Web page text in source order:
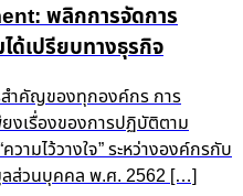
พลิกการจัดการ
เปรียบทางธุรกิจ
ำคัญของทุกองค์กร การ
งเรื่องของการปฏิบัติตาม
ามไว้วางใจ” ระหว่างองค์กรกับ
ส่วนบุคคล พ.ศ. 2562 […]